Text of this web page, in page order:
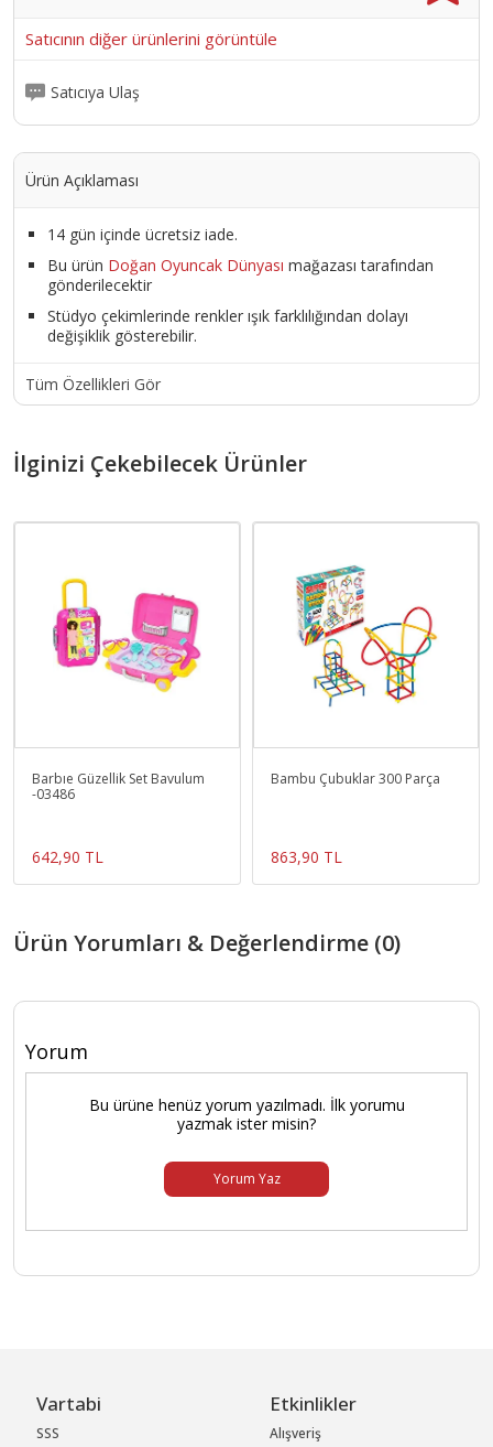
Satıcının diğer ürünlerini görüntüle
Satıcıya Ulaş
Ürün Açıklaması
14 gün içinde ücretsiz iade.
Bu ürün Doğan Oyuncak Dünyası mağazası tarafından
gönderilecektir
Stüdyo çekimlerinde renkler ışık farklılığından dolayı
değişiklik gösterebilir.
Tüm Özellikleri Gör
İlginizi Çekebilecek Ürünler
Barbıe Güzellik Set Bavulum
-03486
642,90 TL
Bambu Çubuklar 300 Parça
863,90 TL
Ürün Yorumları & Değerlendirme (0)
Yorum
Bu ürüne henüz yorum yazılmadı. İlk yorumu
yazmak ister misin?
Yorum Yaz
Vartabi
SSS
Etkinlikler
Alışveriş